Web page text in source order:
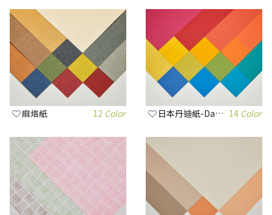
麻烙紙 12 Color 日本丹迪紙-Dark系列 14 Color